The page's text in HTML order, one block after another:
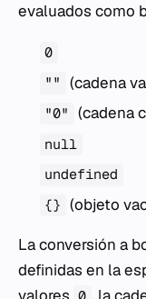
evaluados como
0
"" (cadena
"0" (cadena
null
undefined
{} (objeto
La conversión a
definidas en la